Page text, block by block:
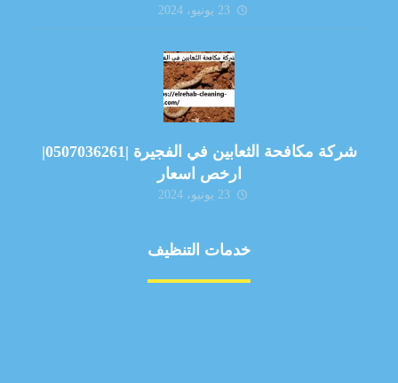
23 يونيو، 2024
شركة مكافحة الثعابين في الفجيرة |0507036261|
ارخص اسعار
23 يونيو، 2024
خدمات التنظيف